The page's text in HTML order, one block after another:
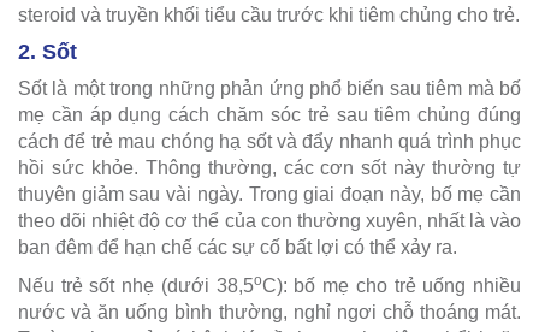
steroid và truyền khối tiểu cầu trước khi tiêm chủng cho trẻ.
2. Sốt
Sốt là một trong những phản ứng phổ biến sau tiêm mà bố
mẹ cần áp dụng cách chăm sóc trẻ sau tiêm chủng đúng
cách để trẻ mau chóng hạ sốt và đẩy nhanh quá trình phục
hồi sức khỏe. Thông thường, các cơn sốt này thường tự
thuyên giảm sau vài ngày. Trong giai đoạn này, bố mẹ cần
theo dõi nhiệt độ cơ thể của con thường xuyên, nhất là vào
ban đêm để hạn chế các sự cố bất lợi có thể xảy ra.
Nếu trẻ sốt nhẹ (dưới 38,5oC): bố mẹ cho trẻ uống nhiều
nước và ăn uống bình thường, nghỉ ngơi chỗ thoáng mát.